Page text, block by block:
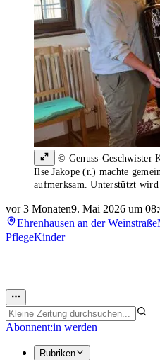
© Genuss-Geschwister
Ilse Jakope (r.) machte
aufmerksam. Unterstützt
vor 3 Monaten9. Mai 2026 um
Ehrenhausen an der Weinstraße
PflegeKinder
Abonnent:in werden
Rubriken